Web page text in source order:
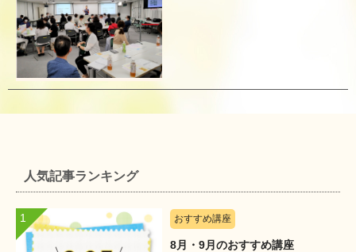
人気記事ランキング
おすすめ講座
8月・9月のおすすめ講座